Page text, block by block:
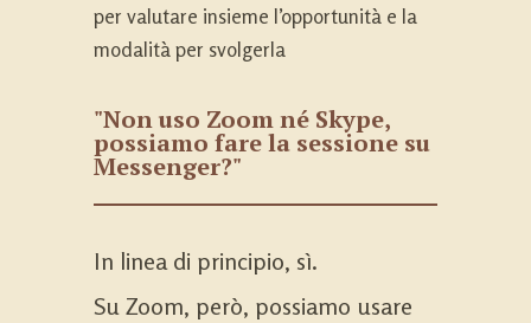
per valutare insieme l’opportunità e la
modalità per svolgerla
"Non uso Zoom né Skype,
possiamo fare la sessione su
Messenger?"
In linea di principio, sì.
Su Zoom, però, possiamo usare